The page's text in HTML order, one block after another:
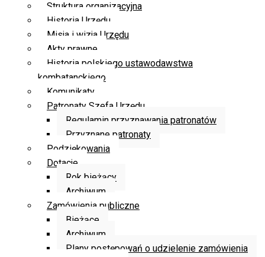
Struktura organizacyjna
Historia Urzędu
Misja i wizja Urzędu
Akty prawne
Historia polskiego ustawodawstwa
kombatanckiego
Komunikaty
Patronaty Szefa Urzędu
Regulamin przyznawania patronatów
Przyznane patronaty
Podziękowania
Dotacje
Rok bieżący
Archiwum
Zamówienia publiczne
Bieżące
Archiwum
Plany postępowań o udzielenie zamówienia